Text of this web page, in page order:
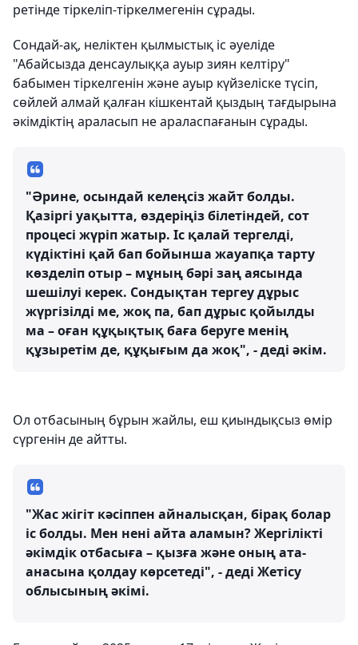
ретінде тіркеліп-тіркелмегенін сұрады.
Сондай-ақ, неліктен қылмыстық іс әуеліде
"Абайсызда денсаулыққа ауыр зиян келтіру"
бабымен тіркелгенін және ауыр күйзеліске түсіп,
сөйлей алмай қалған кішкентай қыздың тағдырына
әкімдіктің араласып не араласпағанын сұрады.
"Әрине, осындай келеңсіз жайт болды.
Қазіргі уақытта, өздеріңіз білетіндей, сот
процесі жүріп жатыр. Іс қалай тергелді,
күдіктіні қай бап бойынша жауапқа тарту
көзделіп отыр – мұның бәрі заң аясында
шешілуі керек. Сондықтан тергеу дұрыс
жүргізілді ме, жоқ па, бап дұрыс қойылды
ма – оған құқықтық баға беруге менің
құзыретім де, құқығым да жоқ", - деді әкім.
Ол отбасының бұрын жайлы, еш қиындықсыз өмір
сүргенін де айтты.
"Жас жігіт кәсіппен айналысқан, бірақ болар
іс болды. Мен нені айта аламын? Жергілікті
әкімдік отбасыға – қызға және оның ата-
анасына қолдау көрсетеді", - деді Жетісу
облысының әкімі.